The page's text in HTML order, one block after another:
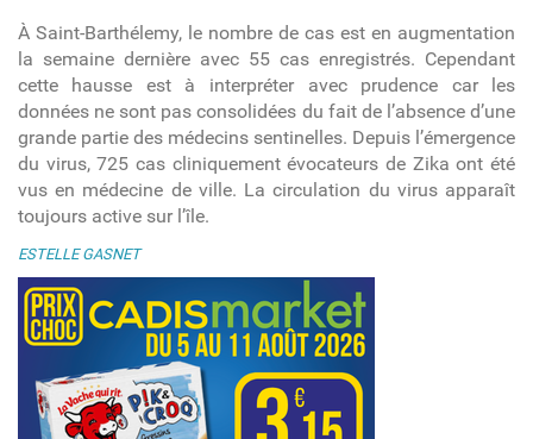
À Saint-Barthélemy, le nombre de cas est en augmentation
la semaine dernière avec 55 cas enregistrés. Cependant
cette hausse est à interpréter avec prudence car les
données ne sont pas consolidées du fait de l’absence d’une
grande partie des médecins sentinelles. Depuis l’émergence
du virus, 725 cas cliniquement évocateurs de Zika ont été
vus en médecine de ville. La circulation du virus apparaît
toujours active sur l’île.
ESTELLE GASNET